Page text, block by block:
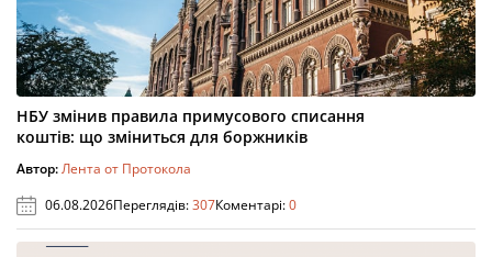
НБУ змінив правила примусового списання
коштів: що зміниться для боржників
Автор:Лента от Протокола
06.08.2026Переглядів:307Коментарі:0